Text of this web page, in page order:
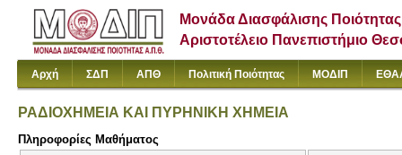
Μονάδα Διασφάλισης Ποιότητας
Αριστοτέλειο Πανεπιστήμιο
Αρχή ΣΔΠ ΑΠΘ Πολιτική Ποιότητας ΜΟΔΙΠ
ΡΑΔΙΟΧΗΜΕΙΑ ΚΑΙ ΠΥΡΗΝΙΚΗ ΧΗΜΕΙΑ
Πληροφορίες Μαθήματος